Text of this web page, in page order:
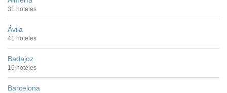
31 hoteles
Ávila
41 hoteles
Badajoz
16 hoteles
Barcelona